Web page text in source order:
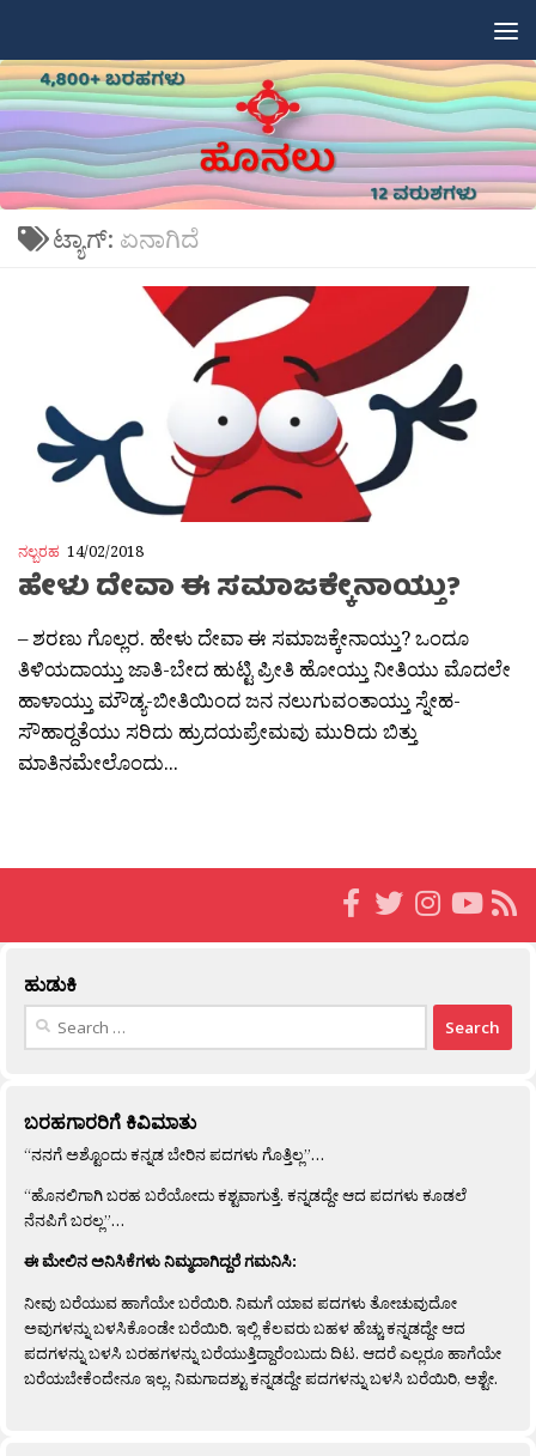
ಟ್ಯಾಗ್: ಏನಾಗಿದೆ
ನಲ್ಬರಹ 14/02/2018
ಹೇಳು ದೇವಾ ಈ ಸಮಾಜಕ್ಕೇನಾಯ್ತು?
– ಶರಣು ಗೊಲ್ಲರ. ಹೇಳು ದೇವಾ ಈ ಸಮಾಜಕ್ಕೇನಾಯ್ತು? ಒಂದೂ
ತಿಳಿಯದಾಯ್ತು ಜಾತಿ-ಬೇದ ಹುಟ್ಟಿ ಪ್ರೀತಿ ಹೋಯ್ತು ನೀತಿಯು ಮೊದಲೇ
ಹಾಳಾಯ್ತು ಮೌಡ್ಯ-ಬೀತಿಯಿಂದ ಜನ ನಲುಗುವಂತಾಯ್ತು ಸ್ನೇಹ-
ಸೌಹಾರ‍್ದತೆಯು ಸರಿದು ಹ್ರುದಯಪ್ರೇಮವು ಮುರಿದು ಬಿತ್ತು
ಮಾತಿನಮೇಲೊಂದು...
ಹುಡುಕಿ
Search
ಬರಹಗಾರರಿಗೆ ಕಿವಿಮಾತು
“ನನಗೆ ಅಶ್ಟೊಂದು ಕನ್ನಡ ಬೇರಿನ ಪದಗಳು ಗೊತ್ತಿಲ್ಲ”…
“ಹೊನಲಿಗಾಗಿ ಬರಹ ಬರೆಯೋದು ಕಶ್ಟವಾಗುತ್ತೆ. ಕನ್ನಡದ್ದೇ ಆದ ಪದಗಳು ಕೂಡಲೆ
ನೆನಪಿಗೆ ಬರಲ್ಲ”…
ಈ ಮೇಲಿನ ಅನಿಸಿಕೆಗಳು ನಿಮ್ಮದಾಗಿದ್ದರೆ ಗಮನಿಸಿ:
ನೀವು ಬರೆಯುವ ಹಾಗೆಯೇ ಬರೆಯಿರಿ. ನಿಮಗೆ ಯಾವ ಪದಗಳು ತೋಚುವುದೋ
ಅವುಗಳನ್ನು ಬಳಸಿಕೊಂಡೇ ಬರೆಯಿರಿ. ಇಲ್ಲಿ ಕೆಲವರು ಬಹಳ ಹೆಚ್ಚು ಕನ್ನಡದ್ದೇ ಆದ
ಪದಗಳನ್ನು ಬಳಸಿ ಬರಹಗಳನ್ನು ಬರೆಯುತ್ತಿದ್ದಾರೆಂಬುದು ದಿಟ. ಆದರೆ ಎಲ್ಲರೂ ಹಾಗೆಯೇ
ಬರೆಯಬೇಕೆಂದೇನೂ ಇಲ್ಲ. ನಿಮಗಾದಶ್ಟು ಕನ್ನಡದ್ದೇ ಪದಗಳನ್ನು ಬಳಸಿ ಬರೆಯಿರಿ, ಅಶ್ಟೇ.